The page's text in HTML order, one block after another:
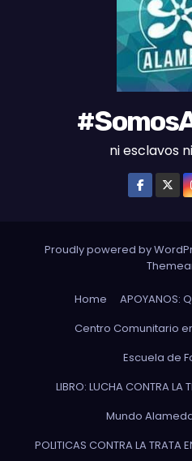
ni esclavos
Proudly powered by
Home
APOYANOS:
Centro Comunitario
Escuela de
LIBRO: LUCHA CONTRA LA
Mundo
POLITICAS CONTRA LA TRATA